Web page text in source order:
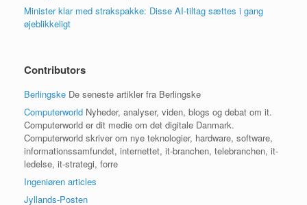
Minister klar med strakspakke: Disse AI-tiltag sættes i gang
øjeblikkeligt
Contributors
Berlingske De seneste artikler fra Berlingske
Computerworld Nyheder, analyser, viden, blogs og debat om it.
Computerworld er dit medie om det digitale Danmark.
Computerworld skriver om nye teknologier, hardware, software,
informationssamfundet, internettet, it-branchen, telebranchen, it-
ledelse, it-strategi, forre
Ingeniøren articles
Jyllands-Posten